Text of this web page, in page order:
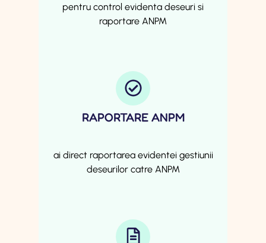
pentru control evidenta deseuri si
raportare ANPM
RAPORTARE ANPM
ai direct raportarea evidentei gestiunii
deseurilor catre ANPM